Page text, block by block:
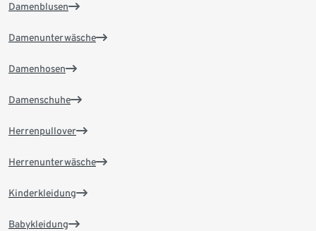
Damenblusen
Damenunterwäsche
Damenhosen
Damenschuhe
Herrenpullover
Herrenunterwäsche
Kinderkleidung
Babykleidung